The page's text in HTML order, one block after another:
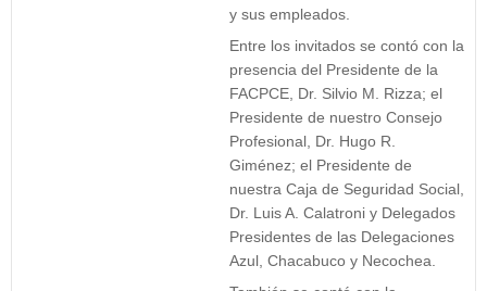
y sus empleados.
Entre los invitados se contó con la
presencia del Presidente de la
FACPCE, Dr. Silvio M. Rizza; el
Presidente de nuestro Consejo
Profesional, Dr. Hugo R.
Giménez; el Presidente de
nuestra Caja de Seguridad Social,
Dr. Luis A. Calatroni y Delegados
Presidentes de las Delegaciones
Azul, Chacabuco y Necochea.